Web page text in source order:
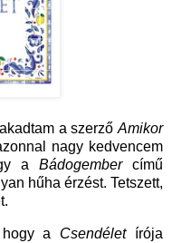
a szerzőAmikor
nagy kedvencem
a Bádogembercímű
hűha érzést. Tetszett,
a Csendéletírója